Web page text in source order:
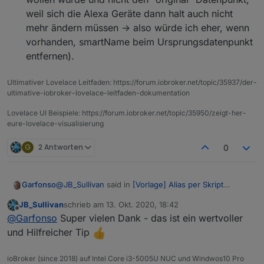
weil sich die Alexa Geräte dann halt auch nicht
mehr ändern müssen -> also würde ich eher, wenn
vorhanden, smartName beim Ursprungsdatenpunkt
entfernen).
Ultimativer Lovelace Leitfaden: https://forum.iobroker.net/topic/35937/der-
ultimative-iobroker-lovelace-leitfaden-dokumentation
Lovelace UI Beispiele: https://forum.iobroker.net/topic/35950/zeigt-her-
eure-lovelace-visualisierung
G 2 Antworten 0
Garfonso@JB_Sullivan said in [Vorlage] Alias per Skript
Ich habe heute durch Zufall eine eher
unschöne Entdeckung gemacht. Ich bin immer
noch dabei meine Datenpunkte zu "veraliasen".
Ich habe auch den Alexa Adapter 2.x laufen -
Da gibt es ein paar Möglichkeiten.
Du entferns Raum & Funktion bei den
Offline
JB_Sullivanschrieb am 13. Okt. 2020, 18:42
zuletzt editiert von
@Garfonso Super vielen Dank - das ist ein wertvoller
und Hilfreicher Tip
ioBroker (since 2018) auf Intel Core i3-5005U NUC und Windwos10 Pro